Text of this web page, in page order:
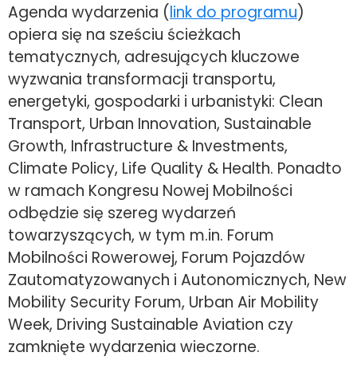
Agenda wydarzenia (link do programu)
opiera się na sześciu ścieżkach
tematycznych, adresujących kluczowe
wyzwania transformacji transportu,
energetyki, gospodarki i urbanistyki: Clean
Transport, Urban Innovation, Sustainable
Growth, Infrastructure & Investments,
Climate Policy, Life Quality & Health. Ponadto
w ramach Kongresu Nowej Mobilności
odbędzie się szereg wydarzeń
towarzyszących, w tym m.in. Forum
Mobilności Rowerowej, Forum Pojazdów
Zautomatyzowanych i Autonomicznych, New
Mobility Security Forum, Urban Air Mobility
Week, Driving Sustainable Aviation czy
zamknięte wydarzenia wieczorne.